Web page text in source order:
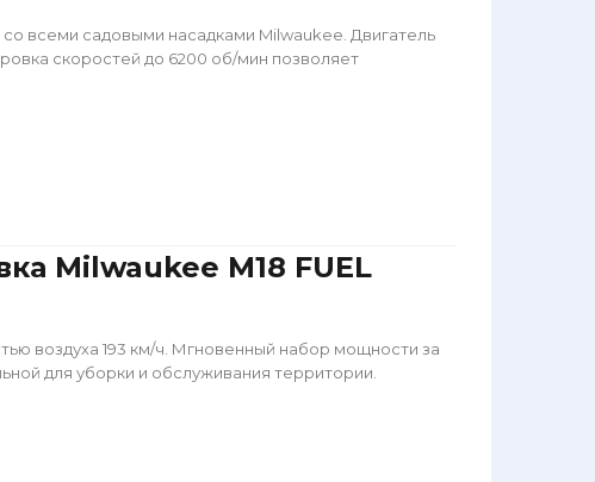
всеми садовыми насадками Milwaukee. Двигатель
скоростей до 6200 об/мин позволяет
Milwaukee M18 FUEL
воздуха 193 км/ч. Мгновенный набор мощности за
для уборки и обслуживания территории.